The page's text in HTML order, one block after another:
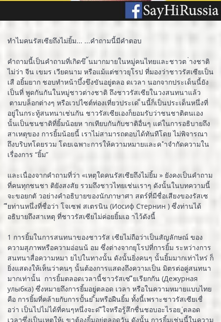
ทำไมคนรัสเซียถึงไม่ยิ้ม... ...คำถามนี้มีคำตอบ
คำถามนี้เป็นคำถามที่เกิดขึ ้นมากมายในหมู่คนไทยและชาวต ่างชาติ
ไม่ว่า จีน เขมร เวียดนาม หรือแม้แต่ชาวยุโรป ที่มองว่าชาวรัสเซียเป็น
เสื อยิ้มยาก ชอบทำหน้าบึ้งขึงขันอยู่ตลอ ดเวลา นอกจากประเด็นนี้ยัง
เป็นที่ พูดกันกันในหมู่ชาวต่างชาติ ถึงชาวรัสเซียในวงสนทนาแล้ว
ตามบล็อกต่างๆ หรือเวปไซต์ท่องเที่ยวประเด ็นนี้ก็เป็นประเด็นหนึ่งที่
อยู่ในกระทู้สนทนาเช่นกัน ชาวรัสเซียเองก็ยอมรับว่าชนชาติตนเอง
นั้นเป็นชนชาติที่ยิ้มน้อยห ากเทียบกันกับชาติอื่นๆ แต่ในการอธิบายถึง
สาเหตุของ การยิ้มน้อยนี้ เราไม่สามารถตอบได้ทันทีโดย ไม่พิจารณา
ถึงบริบทโดยรวม โดยเฉพาะการให้ความหมายและค ำจำกัดความใน
เรื่องการ “ยิ้ม”
และเนื่องจากคำถามที่ว่า «เหตุใดคนรัสเซียถึงไม่ยิ้ม » ยังคงเป็นคำถาม
ที่คนทุกชนชา ติยังสงสัย รวมถึงชาวไทยเช่นเราๆ ดังนั้นในบทความนี้
จะขอยกตั วอย่างคำอธิบายของนักภาษาศา สตร์ที่มีชื่อเสียงของรัสเซ
ียท่านหนึ่งที่ชื่อว่า โจเซฟ สเตรนิน (Иосиф Стернин ) ซึ่งท่านได้
อธิบายถึงสาเหตุ ที่ชาวรัสเซียไม่ค่อยยิ้มเอ าไว้ดังนี้
1 การยิ้มในการสนทนาของชาวรัส เซียไม่ถือว่าเป็นสัญลักษณ์ ของ
ความสุภาพหรือความอ่อนน้ อม ซึ่งต่างจากยุโรปที่การยิ้ม ระหว่างการ
สนทนาสื่อความหมา ยไปในทางนั้น ดังนั้นยิ่งคนๆ นั้นยิ้มมากเท่าไหร่ ก็
ยิ่งแสดงให้เห็นว่าคนๆ นั้นต้องการแสดงถึงความเป็น มิตรต่อคู่สนทนา
มากเท่านั้น การยิ้มตลอดเวลานี้ชาวรัสเซ ียเรียกกัน (Дежурная
улыбка) ซึ่งหมายถึงการยิ้มอยู่ตลอด เวลา หรือในความหมายแบบไทย
คือ การยิ้มที่คล้ายกับการปั้นย ิ้มหรือฝืนยิ้ม ทั้งนี้เพราะชาวรัสเซียเชื่
อว่า เป็นไปไม่ได้ที่คนๆหนึ่งจะด ีใจหรือรู้สึกชื่นชอบอะไรอย ู่ตลอด
เวลาซึ่งเป็นเหตุให้เ ขาต้องยิ้มอยู่ตลอดวัน ดังนั้น การยิ้มเช่นนี้ในความ